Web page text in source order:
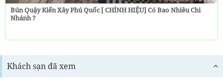
Bún Quậy Kiến Xây Phú Quốc [ CHÍNH HIỆU] Có Bao Nhiêu Chi
Nhánh ?
Khách sạn đã xem